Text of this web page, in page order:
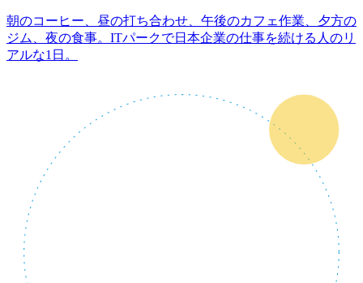
朝のコーヒー、昼の打ち合わせ、午後のカフェ作業、夕方の
ジム、夜の食事。ITパークで日本企業の仕事を続ける人のリ
アルな1日。